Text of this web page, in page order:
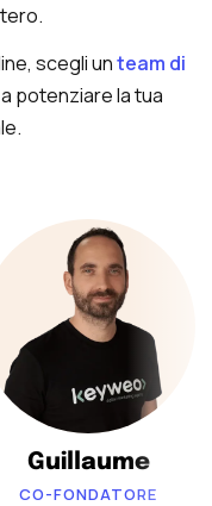
scegli unteam di
potenziare la tua
Guillaume
CO-FONDATORE